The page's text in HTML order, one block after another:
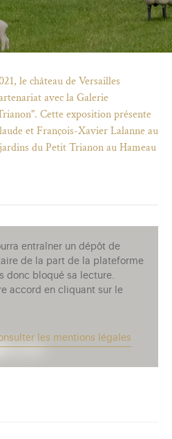
dans un nouvel onglet)
le château de Versailles
avec la Galerie
Cette exposition présente
et François-Xavier Lalanne au
du Petit Trianon au Hameau
entraîner un dépôt de
de la part de la plateforme
donc bloqué sa lecture.
accord en cliquant sur le
les mentions légales